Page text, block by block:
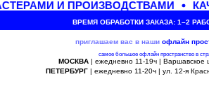
И ПРОИЗВОДСТВАМИ
ВРЕМЯ ОБРАБОТКИ ЗАКАЗА: 1–2
приглашаем вас в наши офлайн
самое большое офлайн пространство в
МОСКВА| ежедневно 11-19ч | Варшавское
ПЕТЕРБУРГ| ежедневно 11-20ч | ул. 12-я